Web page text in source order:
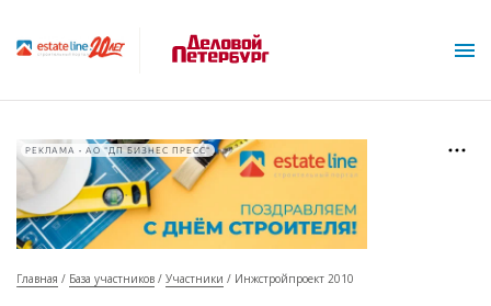
РЕКЛАМА • АО "ДП БИЗНЕС ПРЕСС"
Главная База участников Участники Инжстройпроект 2010